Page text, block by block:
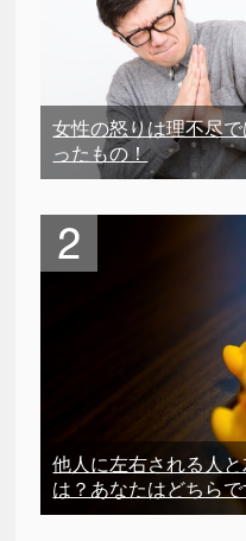
女性の怒りは理不尽
ったもの！
他人に左右される人
は？あなたはどちらで